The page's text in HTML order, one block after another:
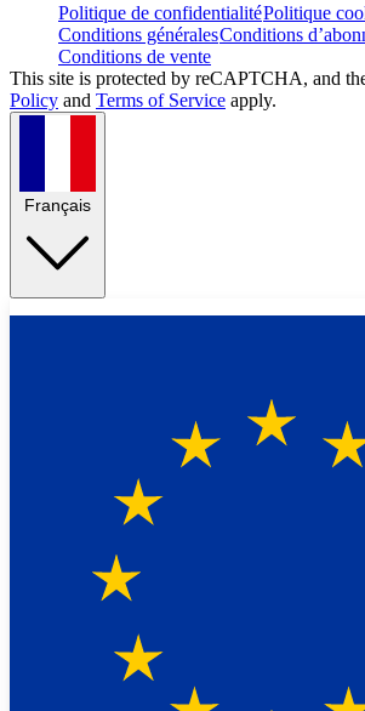
Politique de confidentialitéPolitique
Conditions généralesConditions
Conditions de vente
This site is protected by reCAPTCHA, and
Policy and Terms of Service apply.
Français